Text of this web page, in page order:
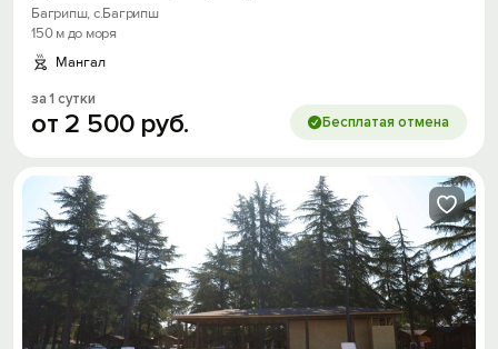
Багрипш, с.Багрипш
150 м до моря
Мангал
за 1 сутки
от 2 500 руб. Бесплатая отмена